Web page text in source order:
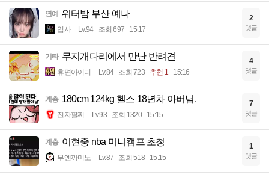
연예 워터밤 부산 예나
입사 Lv.94 조회 697 15:17
2
댓글
기타 무지개다리에서 만난 반려견
휴면아이디 Lv.84 조회 723 추천 1 15:16
4
댓글
계층 180cm 124kg 헬스 18년차 아버님.
전자팔찌 Lv.93 조회 1320 15:15
7
댓글
계층 이현중 nba 미니캠프 초청
부엔까미노 Lv.87 조회 518 15:15
1
댓글